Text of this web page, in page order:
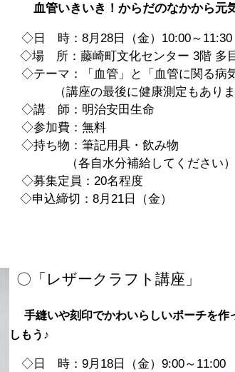
血管いきいき！からだのなかから元
◇日 時：8月28日（金）10:00～11:30
◇場 所：藤崎町文化センター 3階 多
◇テーマ：「血管」と「血管に関る病
（講座の最後に健康測定もありま
◇講 師：明治安田生命
◇参加費：無料
◇持ち物：筆記用具・飲み物
（各自水分補給してください）
◇募集定員：20名程度
◇申込締切：8月21日（金）
〇「レザークラフト講座」
手縫いや刻印でかわいらしいポーチを作
しもう♪
◇日 時：9月18日（金）9:00～11:00